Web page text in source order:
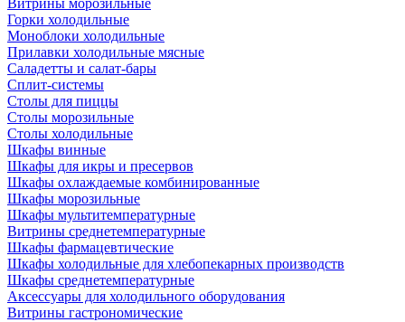
Витрины морозильные
Горки холодильные
Моноблоки холодильные
Прилавки холодильные мясные
Саладетты и салат-бары
Сплит-системы
Столы для пиццы
Столы морозильные
Столы холодильные
Шкафы винные
Шкафы для икры и пресервов
Шкафы охлаждаемые комбинированные
Шкафы морозильные
Шкафы мультитемпературные
Витрины среднетемпературные
Шкафы фармацевтические
Шкафы холодильные для хлебопекарных производств
Шкафы среднетемпературные
Аксессуары для холодильного оборудования
Витрины гастрономические